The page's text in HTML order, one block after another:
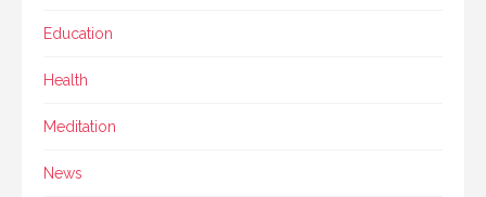
Education
Health
Meditation
News